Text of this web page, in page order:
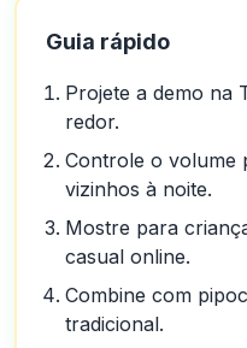
Guia rápido
Projete a demo na
redor.
Controle o volume
vizinhos à noite.
Mostre para
casual online.
Combine com
tradicional.